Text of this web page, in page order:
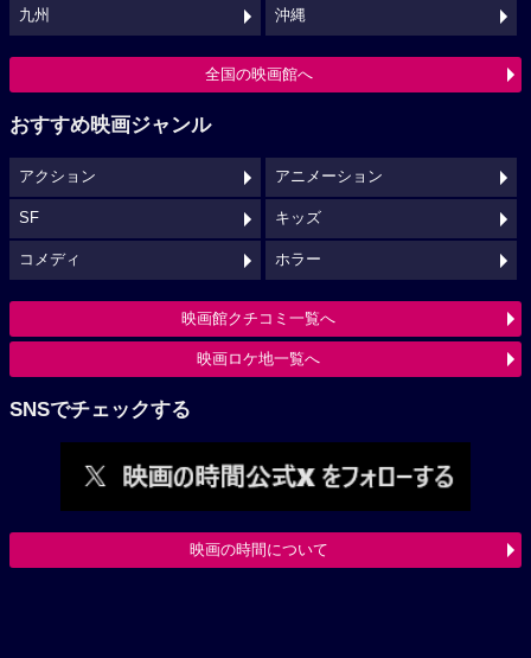
九州 沖縄
全国の映画館へ
おすすめ映画ジャンル
アクション アニメーション
SF キッズ
コメディ ホラー
映画館クチコミ一覧へ
映画ロケ地一覧へ
SNSでチェックする
映画の時間について